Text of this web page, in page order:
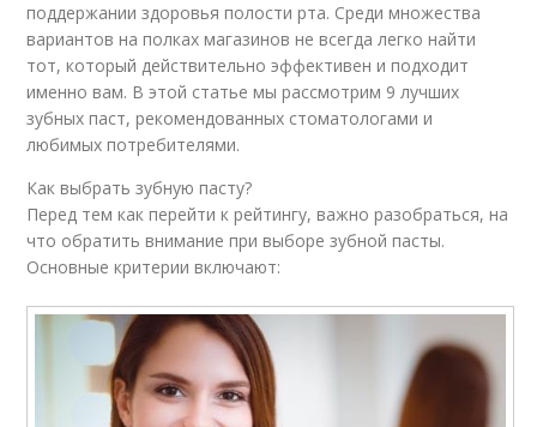
поддержании здоровья полости рта. Среди множества
вариантов на полках магазинов не всегда легко найти
тот, который действительно эффективен и подходит
именно вам. В этой статье мы рассмотрим 9 лучших
зубных паст, рекомендованных стоматологами и
любимых потребителями.
Как выбрать зубную пасту?
Перед тем как перейти к рейтингу, важно разобраться, на
что обратить внимание при выборе зубной пасты.
Основные критерии включают: